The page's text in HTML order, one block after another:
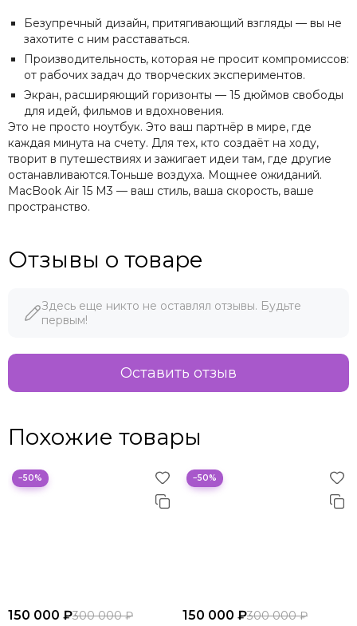
Безупречный дизайн, притягивающий взгляды — вы не
захотите с ним расставаться.
Производительность, которая не просит компромиссов:
от рабочих задач до творческих экспериментов.
Экран, расширяющий горизонты — 15 дюймов свободы
для идей, фильмов и вдохновения.
Это не просто ноутбук. Это ваш партнёр в мире, где
каждая минута на счету. Для тех, кто создаёт на ходу,
творит в путешествиях и зажигает идеи там, где другие
останавливаются.Тоньше воздуха. Мощнее ожиданий.
MacBook Air 15 M3 — ваш стиль, ваша скорость, ваше
пространство.
Отзывы о товаре
Здесь еще никто не оставлял отзывы. Будьте
первым!
Оставить отзыв
Похожие товары
−50%
150 000 ₽300 000 ₽
−50%
150 000 ₽300 000 ₽